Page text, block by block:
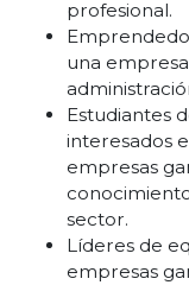
profesional.
una
Estudiantes
interesados
empresas
sector.
Líderes de
empresas